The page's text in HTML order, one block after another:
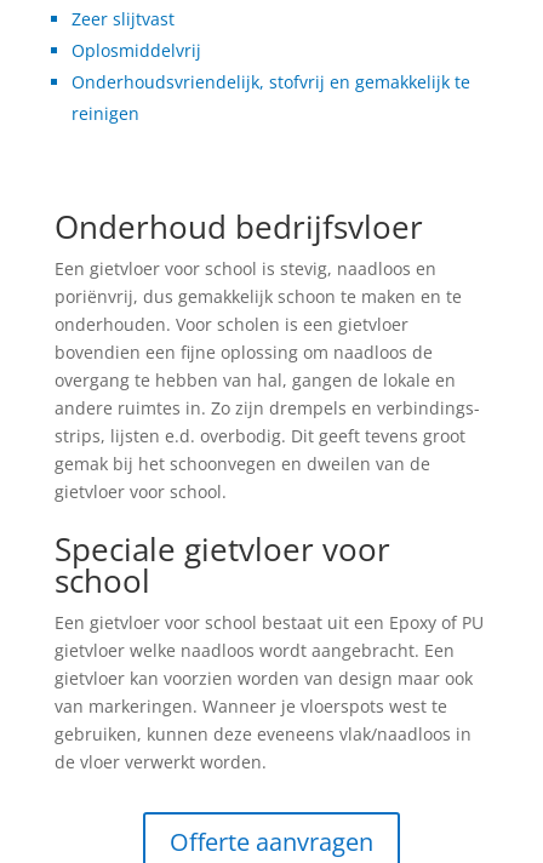
Zeer slijtvast
Oplosmiddelvrij
Onderhoudsvriendelijk, stofvrij en gemakkelijk te
reinigen
Onderhoud bedrijfsvloer
Een gietvloer voor school is stevig, naadloos en
poriënvrij, dus gemakkelijk schoon te maken en te
onderhouden. Voor scholen is een gietvloer
bovendien een fijne oplossing om naadloos de
overgang te hebben van hal, gangen de lokale en
andere ruimtes in. Zo zijn drempels en verbindings-
strips, lijsten e.d. overbodig. Dit geeft tevens groot
gemak bij het schoonvegen en dweilen van de
gietvloer voor school.
Speciale gietvloer voor
school
Een gietvloer voor school bestaat uit een Epoxy of PU
gietvloer welke naadloos wordt aangebracht. Een
gietvloer kan voorzien worden van design maar ook
van markeringen. Wanneer je vloerspots west te
gebruiken, kunnen deze eveneens vlak/naadloos in
de vloer verwerkt worden.
Offerte aanvragen